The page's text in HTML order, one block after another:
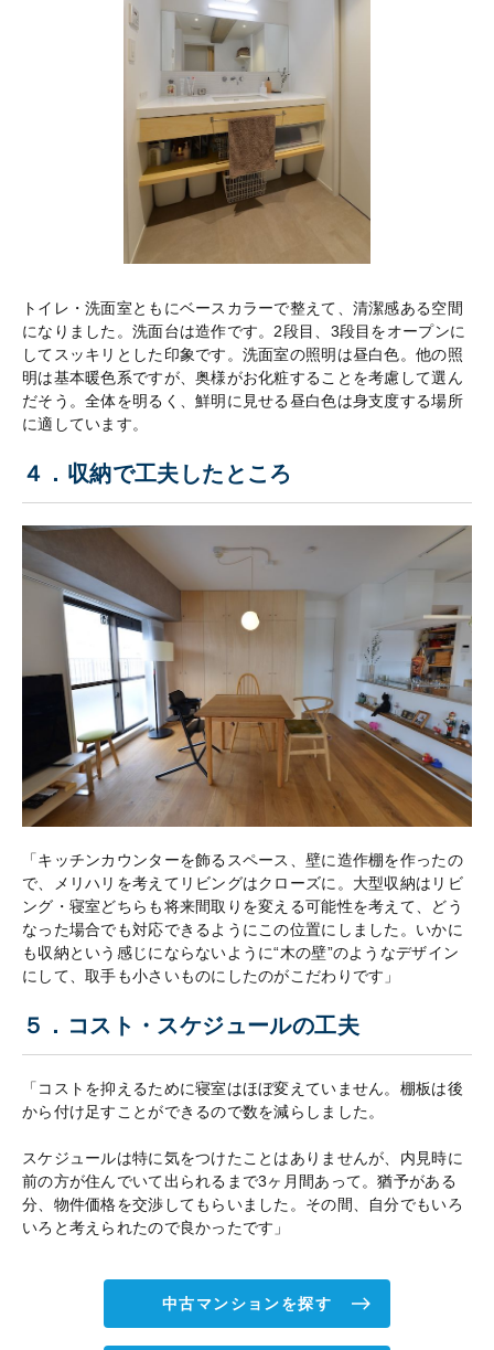
トイレ・洗面室ともにベースカラーで整えて、清潔感ある空間
になりました。洗面台は造作です。2段目、3段目をオープンに
してスッキリとした印象です。洗面室の照明は昼白色。他の照
明は基本暖色系ですが、奥様がお化粧することを考慮して選ん
だそう。全体を明るく、鮮明に見せる昼白色は身支度する場所
に適しています。
４．収納で工夫したところ
「キッチンカウンターを飾るスペース、壁に造作棚を作ったの
で、メリハリを考えてリビングはクローズに。大型収納はリビ
ング・寝室どちらも将来間取りを変える可能性を考えて、どう
なった場合でも対応できるようにこの位置にしました。いかに
も収納という感じにならないように“木の壁”のようなデザイン
にして、取手も小さいものにしたのがこだわりです」
５．コスト・スケジュールの工夫
「コストを抑えるために寝室はほぼ変えていません。棚板は後
から付け足すことができるので数を減らしました。
スケジュールは特に気をつけたことはありませんが、内見時に
前の方が住んでいて出られるまで3ヶ月間あって。猶予がある
分、物件価格を交渉してもらいました。その間、自分でもいろ
いろと考えられたので良かったです」
中古マンションを探す